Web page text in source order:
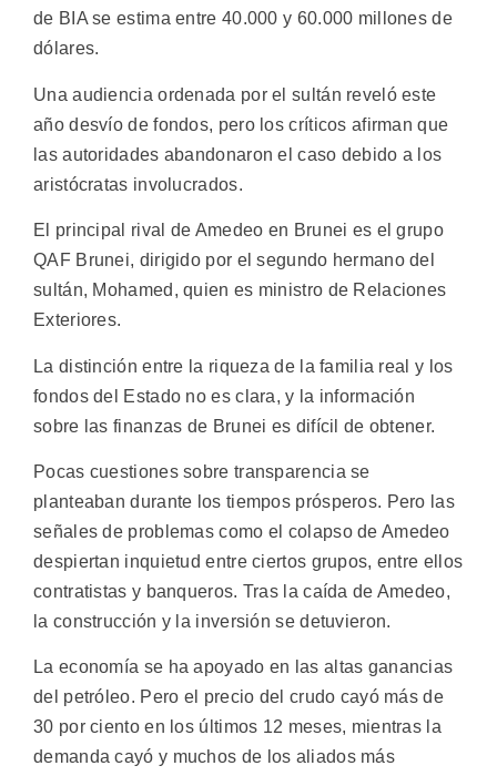
de BIA se estima entre 40.000 y 60.000 millones de
dólares.
Una audiencia ordenada por el sultán reveló este
año desvío de fondos, pero los críticos afirman que
las autoridades abandonaron el caso debido a los
aristócratas involucrados.
El principal rival de Amedeo en Brunei es el grupo
QAF Brunei, dirigido por el segundo hermano del
sultán, Mohamed, quien es ministro de Relaciones
Exteriores.
La distinción entre la riqueza de la familia real y los
fondos del Estado no es clara, y la información
sobre las finanzas de Brunei es difícil de obtener.
Pocas cuestiones sobre transparencia se
planteaban durante los tiempos prósperos. Pero las
señales de problemas como el colapso de Amedeo
despiertan inquietud entre ciertos grupos, entre ellos
contratistas y banqueros. Tras la caída de Amedeo,
la construcción y la inversión se detuvieron.
La economía se ha apoyado en las altas ganancias
del petróleo. Pero el precio del crudo cayó más de
30 por ciento en los últimos 12 meses, mientras la
demanda cayó y muchos de los aliados más